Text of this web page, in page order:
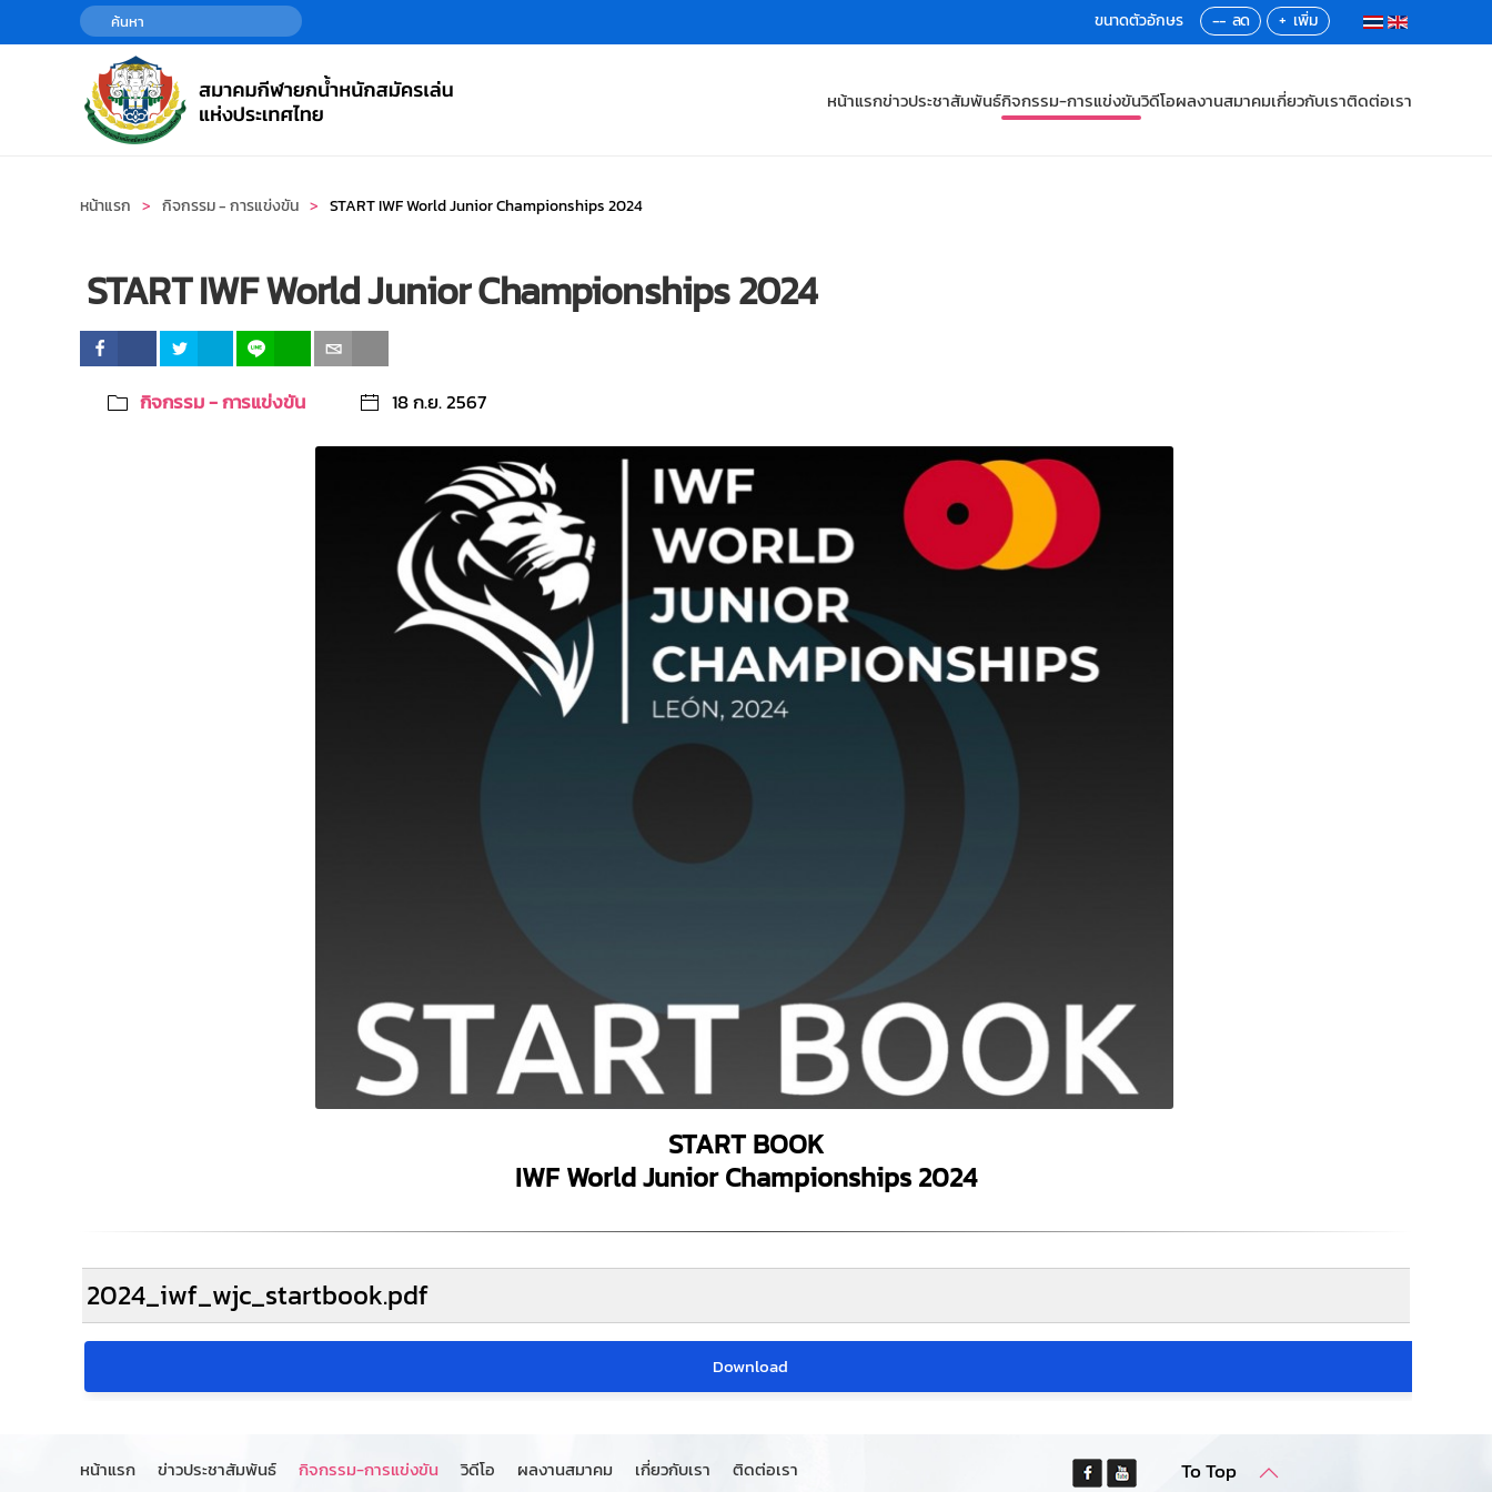
Skip to main content
-- +
หน้าแรกข่าวประชาสัมพันธ์กิจกรรม-การแข่งขันวิดีโอผลงานสมาคมเกี่ยวกับเราติดต่อเรา
หน้าแรก กิจกรรม - การแข่งขัน START IWF World Junior Championships 2024
START IWF World Junior Championships 2024
กิจกรรม - การแข่งขัน 18 ก.ย. 2567
START BOOK
IWF World Junior Championships 2024
2024_iwf_wjc_startbook.pdf
Download
หน้าแรก ข่าวประชาสัมพันธ์ กิจกรรม-การแข่งขัน วิดีโอ ผลงานสมาคม เกี่ยวกับเรา ติดต่อเรา To Top